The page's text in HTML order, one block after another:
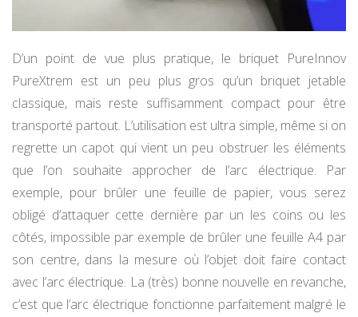
D’un point de vue plus pratique, le briquet PureInnov
PureXtrem est un peu plus gros qu’un briquet jetable
classique, mais reste suffisamment compact pour être
transporté partout. L’utilisation est ultra simple, même si on
regrette un capot qui vient un peu obstruer les éléments
que l’on souhaite approcher de l’arc électrique. Par
exemple, pour brûler une feuille de papier, vous serez
obligé d’attaquer cette dernière par un les coins ou les
côtés, impossible par exemple de brûler une feuille A4 par
son centre, dans la mesure où l’objet doit faire contact
avec l’arc électrique. La (très) bonne nouvelle en revanche,
c’est que l’arc électrique fonctionne parfaitement malgré le